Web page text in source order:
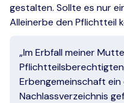
gestalten. Sollte es nur
Alleinerbe den Pflichtteil
„Im Erbfall meiner
Erbengemeinschaft ein
Nachlassverzeichnis